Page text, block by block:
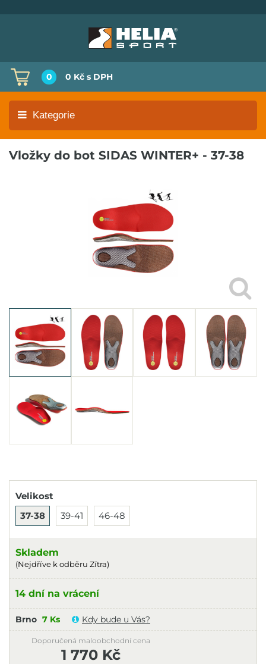
0 0 Kč s DPH
Kategorie
Vložky do bot SIDAS WINTER+ - 37-38
Velikost
37-38
39-41 46-48
Skladem
(Nejdříve k odběru Zítra)
14 dní na vrácení
Brno 7 Ks Kdy bude u Vás?
Doporučená maloobchodní cena
1 770 Kč